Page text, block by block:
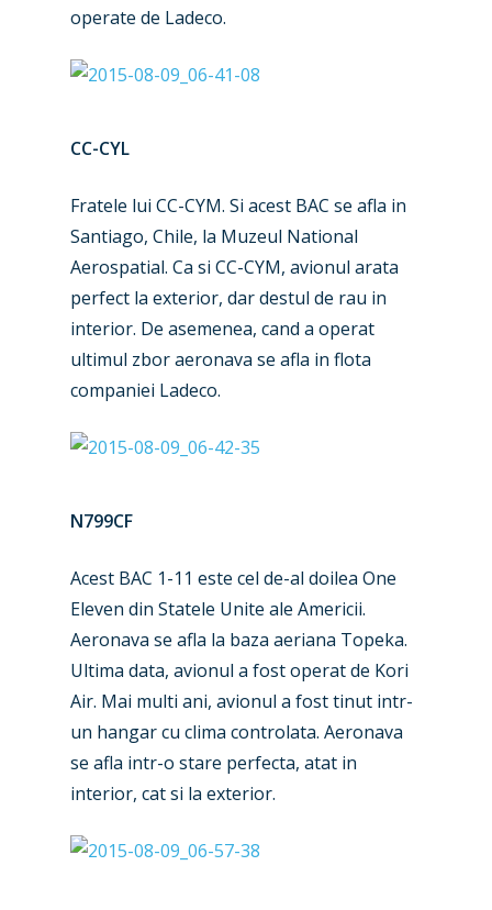
operate de Ladeco.
CC-CYL
Fratele lui CC-CYM. Si acest BAC se afla in
Santiago, Chile, la Muzeul National
Aerospatial. Ca si CC-CYM, avionul arata
perfect la exterior, dar destul de rau in
interior. De asemenea, cand a operat
ultimul zbor aeronava se afla in flota
companiei Ladeco.
N799CF
Acest BAC 1-11 este cel de-al doilea One
Eleven din Statele Unite ale Americii.
Aeronava se afla la baza aeriana Topeka.
Ultima data, avionul a fost operat de Kori
Air. Mai multi ani, avionul a fost tinut intr-
un hangar cu clima controlata. Aeronava
se afla intr-o stare perfecta, atat in
interior, cat si la exterior.